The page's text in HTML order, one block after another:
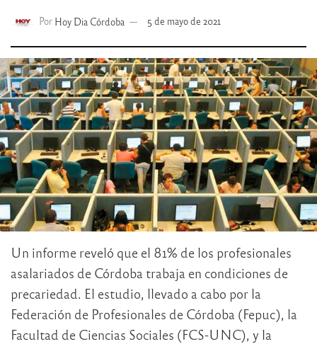
Por Hoy Dia Córdoba 5 de mayo de 2021
Un informe reveló que el 81% de los profesionales
asalariados de Córdoba trabaja en condiciones de
precariedad. El estudio, llevado a cabo por la
Federación de Profesionales de Córdoba (Fepuc), la
Facultad de Ciencias Sociales (FCS-UNC), y la